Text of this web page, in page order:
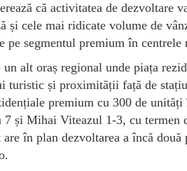
că activitatea de dezvoltare
și cele mai ridicate volume de
pe segmentul premium în centrele
un alt oraș regional unde piața
turistic și proximității față de
premium cu 300 de
7 și Mihai Viteazul 1-3, cu termen
în plan dezvoltarea a încă